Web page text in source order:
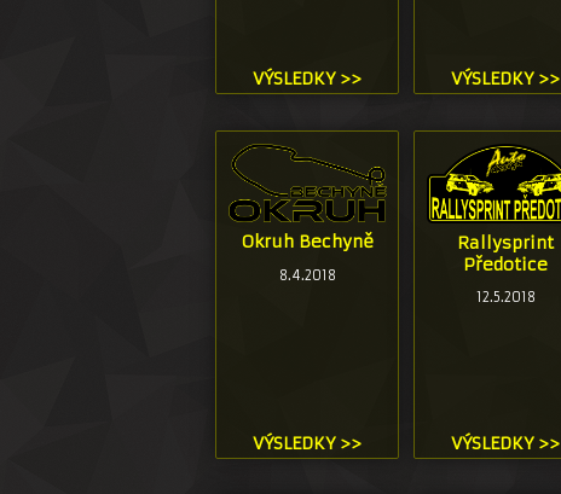
VÝSLEDKY >> VÝSLEDKY >>
Okruh Bechyně
8.4.2018
VÝSLEDKY >>
Rallysprint
Předotice
12.5.2018
VÝSLEDKY >>